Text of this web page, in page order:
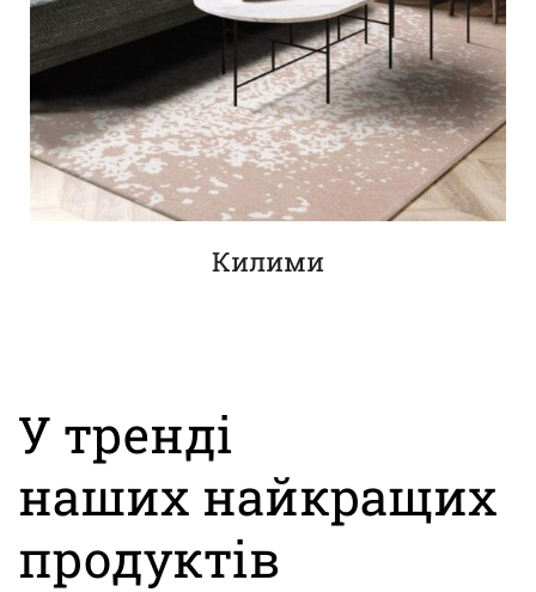
Килими
У тренді
наших найкращих
продуктів